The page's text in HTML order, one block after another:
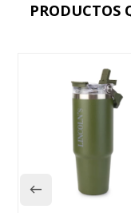
PRODUCTOS